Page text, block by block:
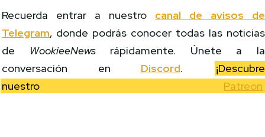
Recuerda entrar a nuestro canal de avisos de
Telegram, donde podrás conocer todas las noticias
de WookieeNewsrápidamente. Únete a la
conversación en Discord.
¡Descubre
nuestro Patreon